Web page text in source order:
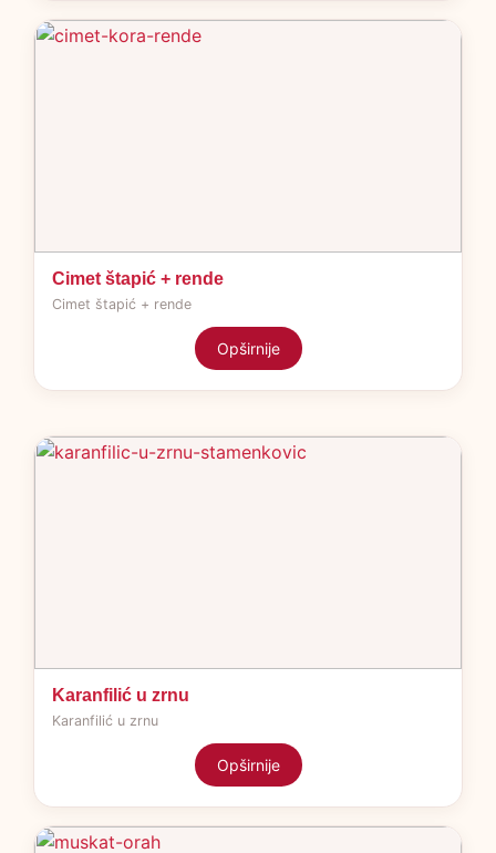
Cimet štapić + rende
Cimet štapić + rende
Opširnije
Karanfilić u zrnu
Karanfilić u zrnu
Opširnije